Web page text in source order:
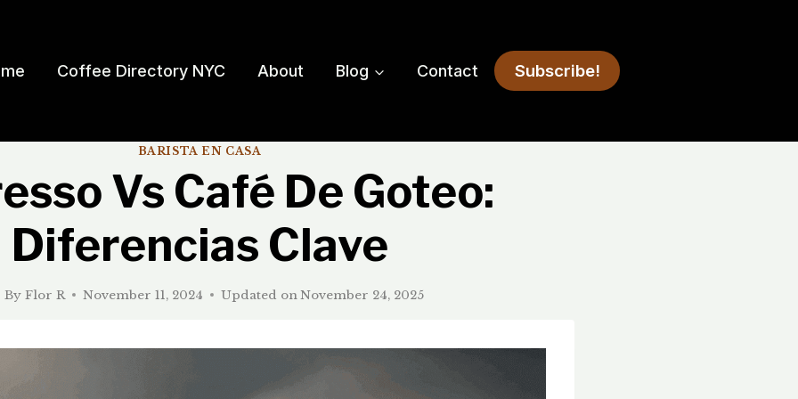
Coffee Directory NYC About Blog Contact Subscribe!
BARISTA EN CASA
Vs Café De Goteo:
Diferencias Clave
By Flor R November 11, 2024 Updated on November 24, 2025